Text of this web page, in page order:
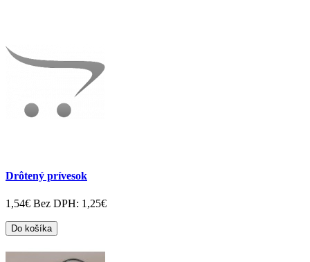
Drôtený prívesok
1,54€ Bez DPH: 1,25€
Do košíka